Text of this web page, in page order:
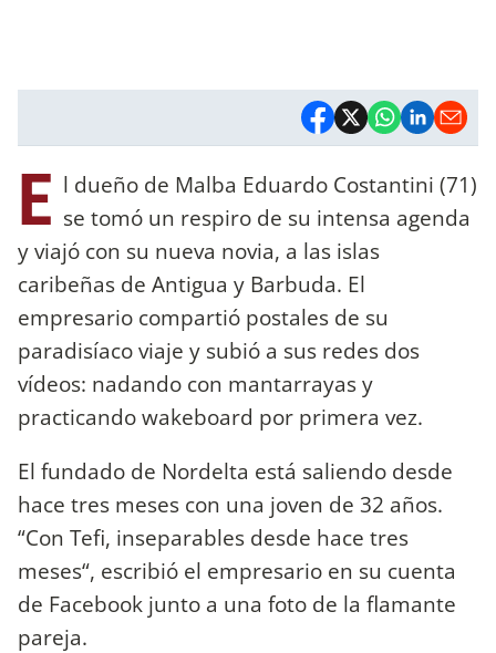
E l dueño de Malba Eduardo Costantini (71)
se tomó un respiro de su intensa agenda
y viajó con su nueva novia, a las islas
caribeñas de Antigua y Barbuda. El
empresario compartió postales de su
paradisíaco viaje y subió a sus redes dos
vídeos: nadando con mantarrayas y
practicando wakeboard por primera vez.
El fundado de Nordelta está saliendo desde
hace tres meses con una joven de 32 años.
“Con Tefi, inseparables desde hace tres
meses“, escribió el empresario en su cuenta
de Facebook junto a una foto de la flamante
pareja.